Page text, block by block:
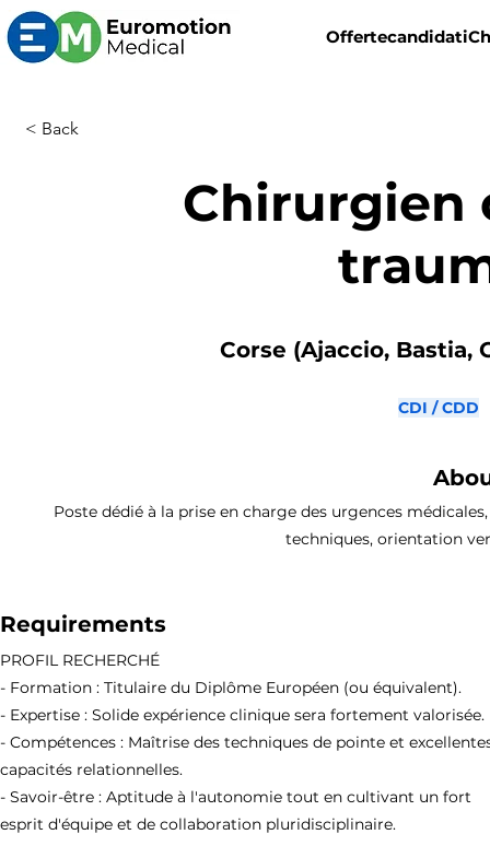
Offertecandidati
< Back
Chirurgien
Corse (Ajaccio, Bastia,
CDI / CDD
Poste dédié à la prise en charge des urgences
techniques, orientation
Requirements
PROFIL RECHERCHÉ
- Formation : Titulaire du Diplôme Européen (ou équivalent).
- Expertise : Solide expérience clinique sera fortement valorisée.
- Compétences : Maîtrise des techniques de pointe et
capacités relationnelles.
- Savoir-être : Aptitude à l'autonomie tout en cultivant un fort
esprit d'équipe et de collaboration pluridisciplinaire.